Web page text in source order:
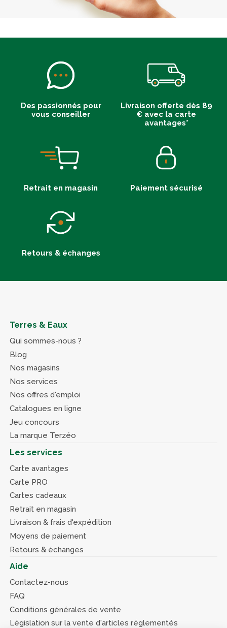
Des passionnés pour
vous conseiller
Livraison offerte dès 89
€ avec la carte
avantages*
Retrait en magasin Paiement sécurisé
Retours & échanges
Terres & Eaux
Qui sommes-nous ?
Blog
Nos magasins
Nos services
Nos offres d'emploi
Catalogues en ligne
Jeu concours
La marque Terzéo
Les services
Carte avantages
Carte PRO
Cartes cadeaux
Retrait en magasin
Livraison & frais d'expédition
Moyens de paiement
Retours & échanges
Aide
Contactez-nous
FAQ
Conditions générales de vente
Législation sur la vente d'articles réglementés